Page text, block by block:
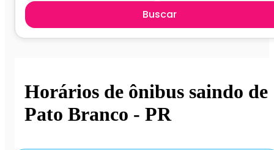
Buscar
Horários de ônibus saindo de
Pato Branco - PR